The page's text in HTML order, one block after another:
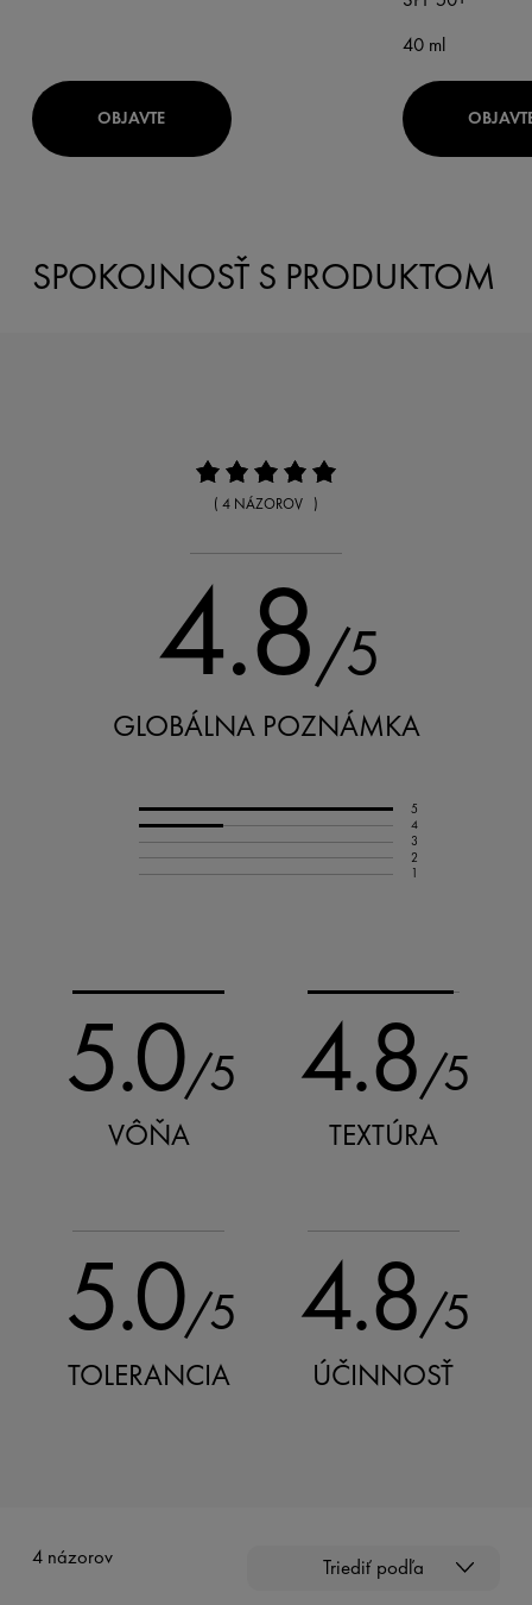
OBJAVTE
40 ml
SPOKOJNOSŤ S PRODUKTOM
( 4 NÁZOROV )
4.8/5
GLOBÁLNA POZNÁMKA
5
4
3
2
1
5.0/5
VÔŇA
4.8/5
TEXTÚRA
5.0/5
TOLERANCIA
4.8/5
ÚČINNOSŤ
4 názorov Triediť podľa